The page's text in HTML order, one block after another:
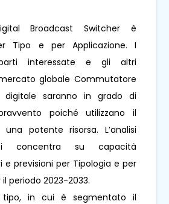
Broadcast Switcher è
Tipo e per Applicazione. I
interessate e gli altri
globale Commutatore
digitale saranno in grado di
poiché utilizzano il
potente risorsa. L’analisi
concentra su capacità
e previsioni per Tipologia e per
periodo 2023-2033.
tipo, in cui è segmentato il